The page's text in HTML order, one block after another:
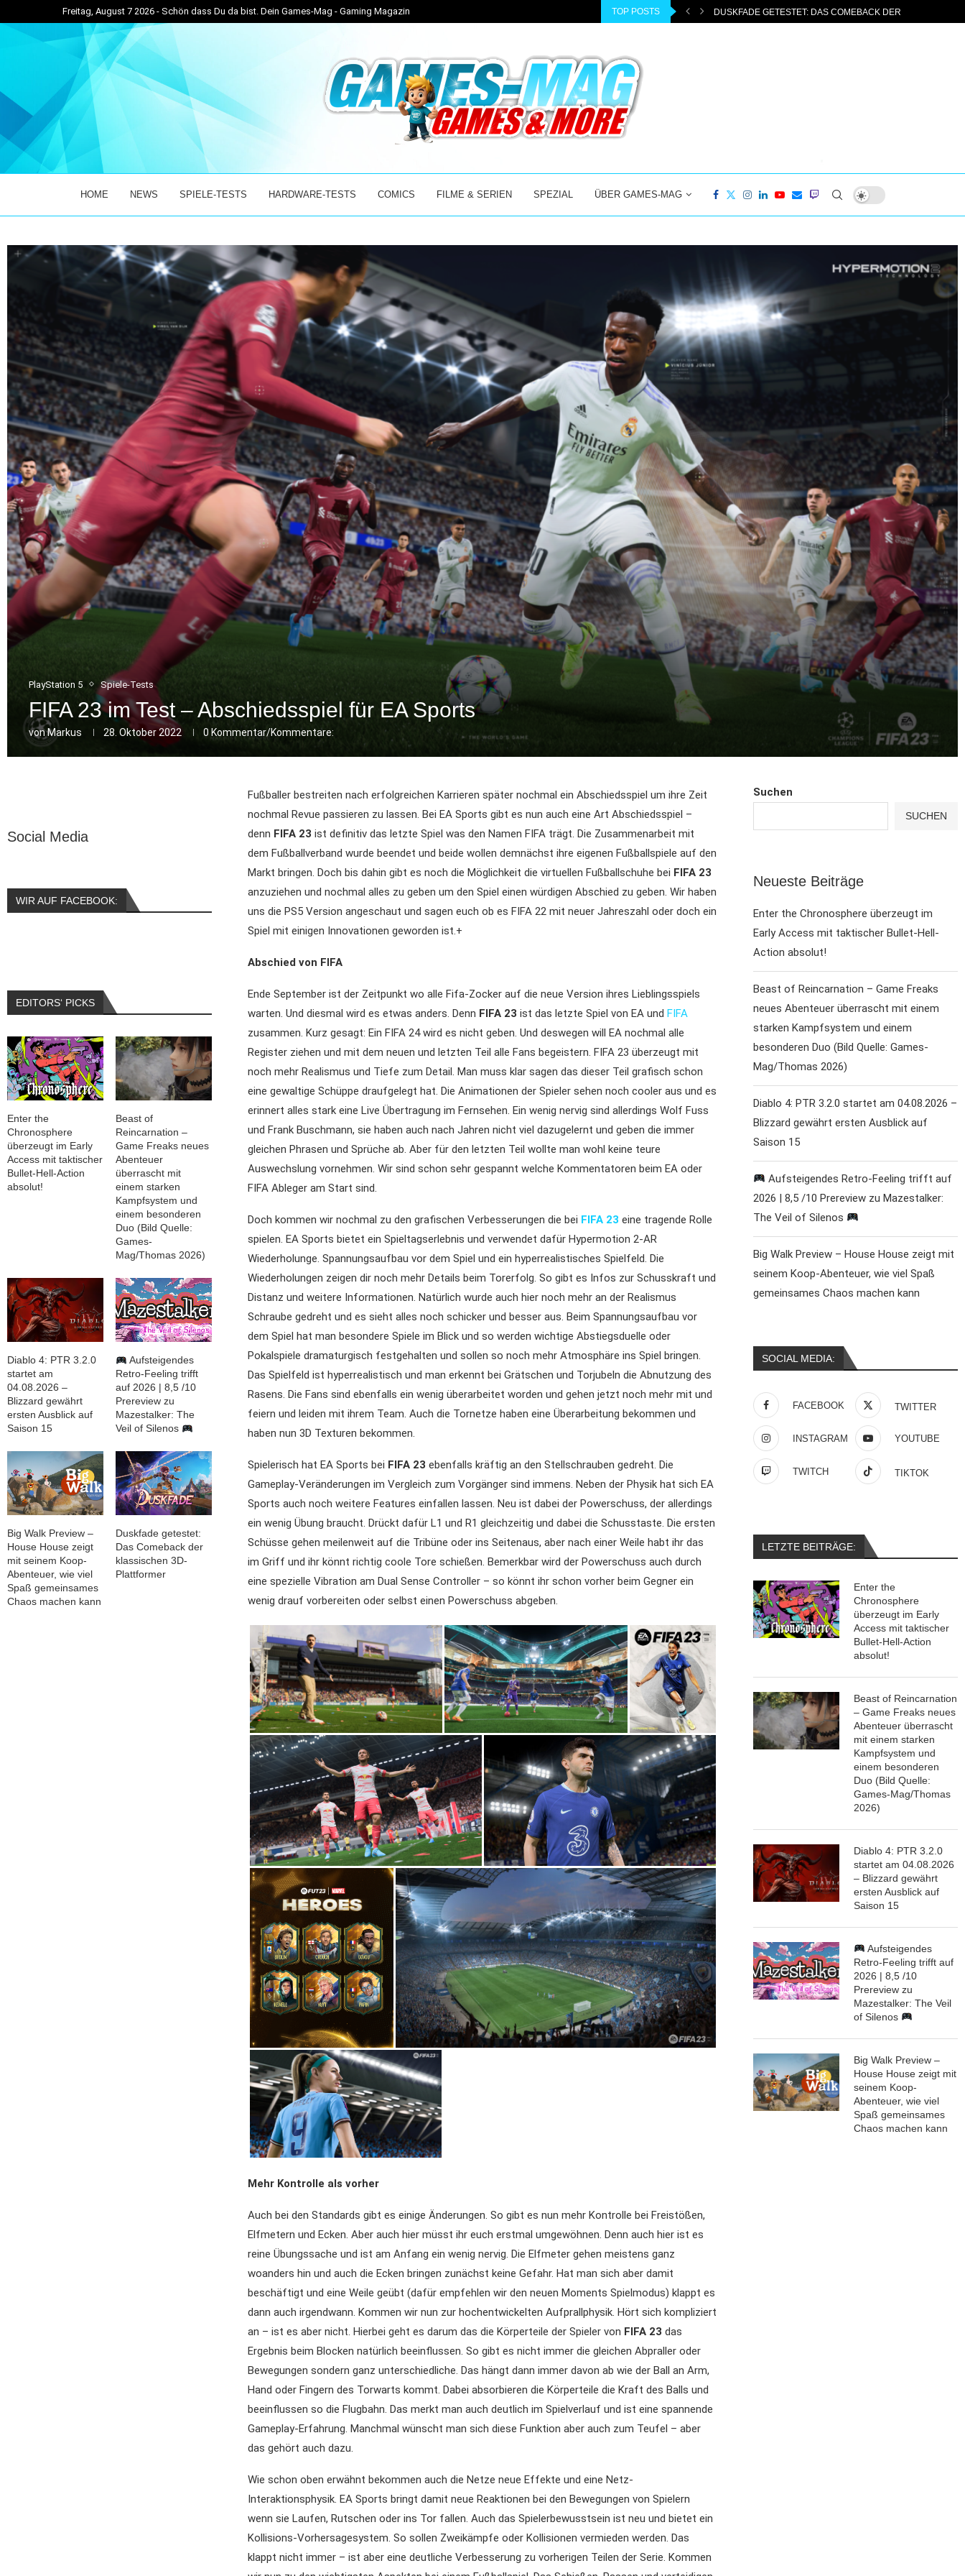
Freitag, August 7 2026 - Schön dass Du da bist. Dein Games-Mag - Gaming Magazin TOP POSTS
HALO: CAMPAIGN EVOLVED – EINE REISE ZURÜCK INS... DUSKFADE GETESTET: DAS COMEBACK DER KLASSISCHEN 3D-PLATTFORMERMEIN EIGENER GROSSARTIGER PLANET… | 8/10
HOME NEWS SPIELE-TESTS HARDWARE-TESTS COMICS FILME & SERIEN SPEZIAL ÜBER GAMES-MAG
PlayStation 5 Spiele-Tests
FIFA 23 im Test – Abschiedsspiel für EA Sports
vonMarkus 28. Oktober 2022 0 Kommentar/Kommentare:
Fußballer bestreiten nach erfolgreichen Karrieren später nochmal ein Abschiedsspiel um ihre Zeit
nochmal Revue passieren zu lassen. Bei EA Sports gibt es nun auch eine Art Abschiedsspiel –
denn FIFA 23 ist definitiv das letzte Spiel was den Namen FIFA trägt. Die Zusammenarbeit mit
dem Fußballverband wurde beendet und beide wollen demnächst ihre eigenen Fußballspiele auf den
Markt bringen. Doch bis dahin gibt es noch die Möglichkeit die virtuellen Fußballschuhe bei FIFA 23
anzuziehen und nochmal alles zu geben um den Spiel einen würdigen Abschied zu geben. Wir haben
uns die PS5 Version angeschaut und sagen euch ob es FIFA 22 mit neuer Jahreszahl oder doch ein
Spiel mit einigen Innovationen geworden ist.+
Abschied von FIFA
Ende September ist der Zeitpunkt wo alle Fifa-Zocker auf die neue Version ihres Lieblingsspiels
warten. Und diesmal wird es etwas anders. Denn FIFA 23 ist das letzte Spiel von EA und FIFA
zusammen. Kurz gesagt: Ein FIFA 24 wird es nicht geben. Und deswegen will EA nochmal alle
Register ziehen und mit dem neuen und letzten Teil alle Fans begeistern. FIFA 23 überzeugt mit
noch mehr Realismus und Tiefe zum Detail. Man muss klar sagen das dieser Teil grafisch schon
eine gewaltige Schüppe draufgelegt hat. Die Animationen der Spieler sehen noch cooler aus und es
erinnert alles stark eine Live Übertragung im Fernsehen. Ein wenig nervig sind allerdings Wolf Fuss
und Frank Buschmann, sie haben auch nach Jahren nicht viel dazugelernt und geben die immer
gleichen Phrasen und Sprüche ab. Aber für den letzten Teil wollte man wohl keine teure
Auswechslung vornehmen. Wir sind schon sehr gespannt welche Kommentatoren beim EA oder
FIFA Ableger am Start sind.
Doch kommen wir nochmal zu den grafischen Verbesserungen die bei FIFA 23 eine tragende Rolle
spielen. EA Sports bietet ein Spieltagserlebnis und verwendet dafür Hypermotion 2-AR
Wiederholunge. Spannungsaufbau vor dem Spiel und ein hyperrealistisches Spielfeld. Die
Wiederholungen zeigen dir noch mehr Details beim Torerfolg. So gibt es Infos zur Schusskraft und
Distanz und weitere Informationen. Natürlich wurde auch hier noch mehr an der Realismus
Schraube gedreht und es sieht alles noch schicker und besser aus. Beim Spannungsaufbau vor
dem Spiel hat man besondere Spiele im Blick und so werden wichtige Abstiegsduelle oder
Pokalspiele dramaturgisch festgehalten und sollen so noch mehr Atmosphäre ins Spiel bringen.
Das Spielfeld ist hyperrealistisch und man erkennt bei Grätschen und Torjubeln die Abnutzung des
Rasens. Die Fans sind ebenfalls ein wenig überarbeitet worden und gehen jetzt noch mehr mit und
feiern und leiden mit ihrem Team. Auch die Tornetze haben eine Überarbeitung bekommen und
haben nun 3D Texturen bekommen.
Spielerisch hat EA Sports bei FIFA 23 ebenfalls kräftig an den Stellschrauben gedreht. Die
Gameplay-Veränderungen im Vergleich zum Vorgänger sind immens. Neben der Physik hat sich EA
Sports auch noch weitere Features einfallen lassen. Neu ist dabei der Powerschuss, der allerdings
ein wenig Übung braucht. Drückt dafür L1 und R1 gleichzeitig und dabei die Schusstaste. Die ersten
Schüsse gehen meilenweit auf die Tribüne oder ins Seitenaus, aber nach einer Weile habt ihr das
im Griff und ihr könnt richtig coole Tore schießen. Bemerkbar wird der Powerschuss auch durch
eine spezielle Vibration am Dual Sense Controller – so könnt ihr schon vorher beim Gegner ein
wenig drauf vorbereiten oder selbst einen Powerschuss abgeben.
Mehr Kontrolle als vorher
Auch bei den Standards gibt es einige Änderungen. So gibt es nun mehr Kontrolle bei Freistößen,
Elfmetern und Ecken. Aber auch hier müsst ihr euch erstmal umgewöhnen. Denn auch hier ist es
reine Übungssache und ist am Anfang ein wenig nervig. Die Elfmeter gehen meistens ganz
woanders hin und auch die Ecken bringen zunächst keine Gefahr. Hat man sich aber damit
beschäftigt und eine Weile geübt (dafür empfehlen wir den neuen Moments Spielmodus) klappt es
dann auch irgendwann. Kommen wir nun zur hochentwickelten Aufprallphysik. Hört sich kompliziert
an – ist es aber nicht. Hierbei geht es darum das die Körperteile der Spieler von FIFA 23 das
Ergebnis beim Blocken natürlich beeinflussen. So gibt es nicht immer die gleichen Abpraller oder
Bewegungen sondern ganz unterschiedliche. Das hängt dann immer davon ab wie der Ball an Arm,
Hand oder Fingern des Torwarts kommt. Dabei absorbieren die Körperteile die Kraft des Balls und
beeinflussen so die Flugbahn. Das merkt man auch deutlich im Spielverlauf und ist eine spannende
Gameplay-Erfahrung. Manchmal wünscht man sich diese Funktion aber auch zum Teufel – aber
das gehört auch dazu.
Wie schon oben erwähnt bekommen auch die Netze neue Effekte und eine Netz-
Interaktionsphysik. EA Sports bringt damit neue Reaktionen bei den Bewegungen von Spielern
wenn sie Laufen, Rutschen oder ins Tor fallen. Auch das Spielerbewusstsein ist neu und bietet ein
Kollisions-Vorhersagesystem. So sollen Zweikämpfe oder Kollisionen vermieden werden. Das
klappt nicht immer – ist aber eine deutliche Verbesserung zu vorherigen Teilen der Serie. Kommen
Suchen
SUCHEN
Neueste Beiträge
Enter the Chronosphere überzeugt im
Early Access mit taktischer Bullet-Hell-
Action absolut!
Beast of Reincarnation – Game Freaks
neues Abenteuer überrascht mit einem
starken Kampfsystem und einem
besonderen Duo (Bild Quelle: Games-
Mag/Thomas 2026)
Diablo 4: PTR 3.2.0 startet am 04.08.2026 –
Blizzard gewährt ersten Ausblick auf
Saison 15
Aufsteigendes Retro-Feeling trifft auf
2026 | 8,5 /10 Prereview zu Mazestalker:
The Veil of Silenos
Big Walk Preview – House House zeigt mit
seinem Koop-Abenteuer, wie viel Spaß
gemeinsames Chaos machen kann
SOCIAL MEDIA:
FACEBOOK TWITTER
INSTAGRAM YOUTUBE
TWITCH TIKTOK
LETZTE BEITRÄGE:
Enter the
Chronosphere
überzeugt im Early
Access mit taktischer
Bullet-Hell-Action
absolut!
Beast of Reincarnation
– Game Freaks neues
Abenteuer überrascht
mit einem starken
Kampfsystem und
einem besonderen
Duo (Bild Quelle:
Games-Mag/Thomas
2026)
Diablo 4: PTR 3.2.0
startet am 04.08.2026
– Blizzard gewährt
ersten Ausblick auf
Saison 15
Aufsteigendes
Retro-Feeling trifft auf
2026 | 8,5 /10
Prereview zu
Mazestalker: The Veil
of Silenos
Big Walk Preview –
House House zeigt mit
seinem Koop-
Abenteuer, wie viel
Spaß gemeinsames
Chaos machen kann
Social Media
WIR AUF FACEBOOK:
EDITORS‘ PICKS
Enter the
Chronosphere
überzeugt im Early
Access mit taktischer
Bullet-Hell-Action
absolut!
Beast of
Reincarnation –
Game Freaks neues
Abenteuer
überrascht mit
einem starken
Kampfsystem und
einem besonderen
Duo (Bild Quelle:
Games-
Mag/Thomas 2026)
Diablo 4: PTR 3.2.0
startet am
04.08.2026 –
Blizzard gewährt
ersten Ausblick auf
Saison 15
Aufsteigendes
Retro-Feeling trifft
auf 2026 | 8,5 /10
Prereview zu
Mazestalker: The
Veil of Silenos
Big Walk Preview –
House House zeigt
mit seinem Koop-
Abenteuer, wie viel
Spaß gemeinsames
Chaos machen kann
Duskfade getestet:
Das Comeback der
klassischen 3D-
Plattformer